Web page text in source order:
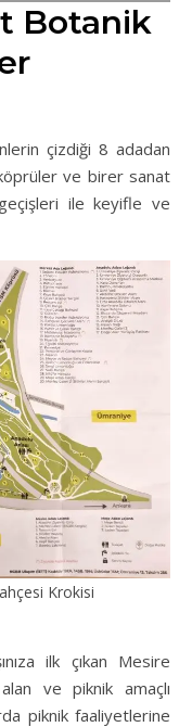
Botanik
çizdiği 8 adadan
ve birer sanat
ile keyifle ve
Krokisi
ilk çıkan Mesire
ve piknik amaçlı
piknik faaliyetlerine